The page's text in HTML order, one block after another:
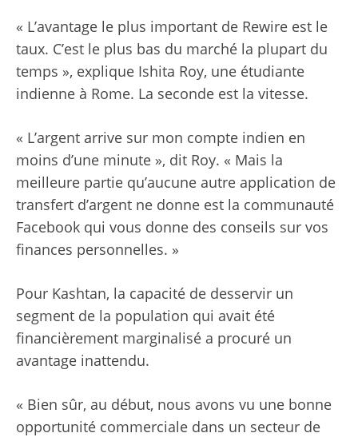
« L’avantage le plus important de Rewire est le
taux. C’est le plus bas du marché la plupart du
temps », explique Ishita Roy, une étudiante
indienne à Rome. La seconde est la vitesse.
« L’argent arrive sur mon compte indien en
moins d’une minute », dit Roy. « Mais la
meilleure partie qu’aucune autre application de
transfert d’argent ne donne est la communauté
Facebook qui vous donne des conseils sur vos
finances personnelles. »
Pour Kashtan, la capacité de desservir un
segment de la population qui avait été
financièrement marginalisé a procuré un
avantage inattendu.
« Bien sûr, au début, nous avons vu une bonne
opportunité commerciale dans un secteur de